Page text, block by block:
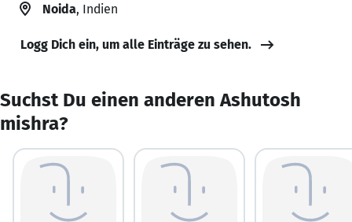
Noida, Indien
Logg Dich ein, um alle Einträge zu sehen.
Suchst Du einen anderen Ashutosh
mishra?